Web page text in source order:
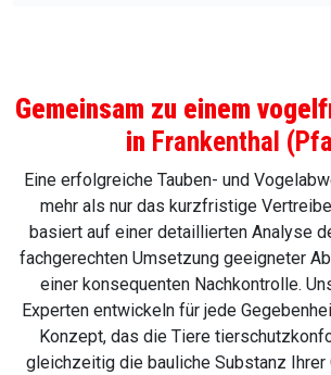
Gemeinsam zu einem
in Frankenthal
Eine erfolgreiche Tauben- und
mehr als nur das kurzfristige
basiert auf einer detaillierten Analyse
fachgerechten Umsetzung geeigneter
einer konsequenten Nachkontrolle.
Experten entwickeln für jede
Konzept, das die Tiere
gleichzeitig die bauliche Substanz Ihrer